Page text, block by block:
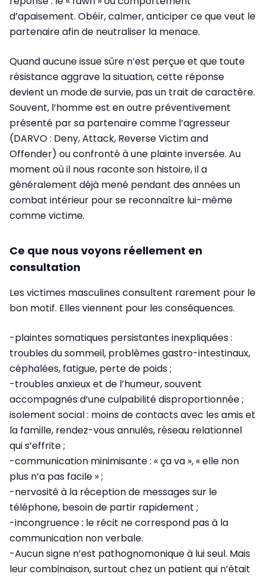
d’apaisement. Obéir, calmer, anticiper ce que veut le
partenaire afin de neutraliser la menace.
Quand aucune issue sûre n’est perçue et que toute
résistance aggrave la situation, cette réponse
devient un mode de survie, pas un trait de caractère.
Souvent, l’homme est en outre préventivement
présenté par sa partenaire comme l’agresseur
(DARVO : Deny, Attack, Reverse Victim and
Offender) ou confronté à une plainte inversée. Au
moment où il nous raconte son histoire, il a
généralement déjà mené pendant des années un
combat intérieur pour se reconnaître lui-même
comme victime.
Ce que nous voyons réellement en
consultation
Les victimes masculines consultent rarement pour le
bon motif. Elles viennent pour les conséquences.
-plaintes somatiques persistantes inexpliquées :
troubles du sommeil, problèmes gastro-intestinaux,
céphalées, fatigue, perte de poids ;
-troubles anxieux et de l’humeur, souvent
accompagnés d’une culpabilité disproportionnée ;
isolement social : moins de contacts avec les amis et
la famille, rendez-vous annulés, réseau relationnel
qui s’effrite ;
-communication minimisante : « ça va », « elle non
plus n’a pas facile » ;
-nervosité à la réception de messages sur le
téléphone, besoin de partir rapidement ;
-incongruence : le récit ne correspond pas à la
communication non verbale.
-Aucun signe n’est pathognomonique à lui seul. Mais
leur combinaison, surtout chez un patient qui n’était